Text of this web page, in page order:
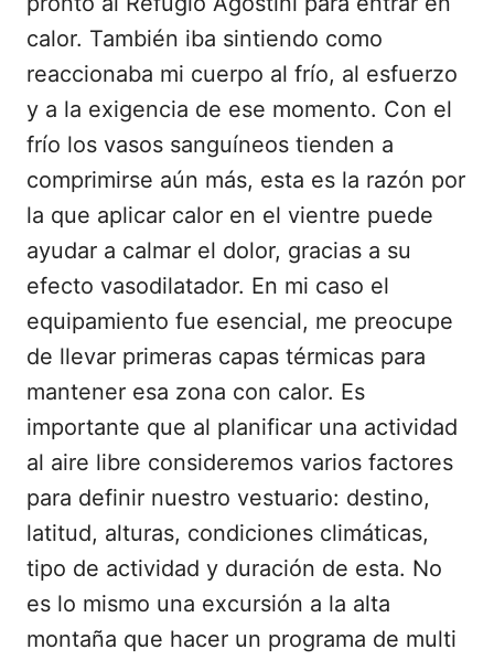
calor. También iba sintiendo como
reaccionaba mi cuerpo al frío, al esfuerzo
y a la exigencia de ese momento. Con el
frío los vasos sanguíneos tienden a
comprimirse aún más, esta es la razón por
la que aplicar calor en el vientre puede
ayudar a calmar el dolor, gracias a su
efecto vasodilatador. En mi caso el
equipamiento fue esencial, me preocupe
de llevar primeras capas térmicas para
mantener esa zona con calor. Es
importante que al planificar una actividad
al aire libre consideremos varios factores
para definir nuestro vestuario: destino,
latitud, alturas, condiciones climáticas,
tipo de actividad y duración de esta. No
es lo mismo una excursión a la alta
montaña que hacer un programa de multi